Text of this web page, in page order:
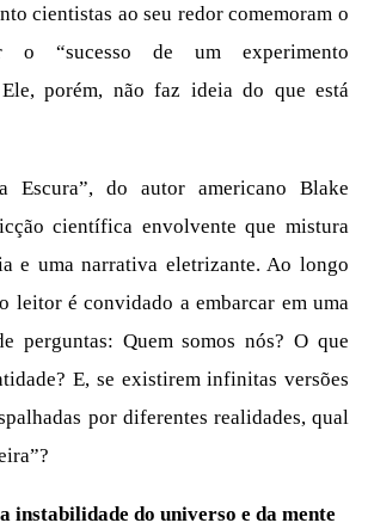
cientistas ao seu redor comemoram o
o “sucesso de um experimento
porém, não faz ideia do que está
Escura”, do autor americano Blake
científica envolvente que mistura
e uma narrativa eletrizante. Ao longo
leitor é convidado a embarcar em uma
perguntas: Quem somos nós? O que
E, se existirem infinitas versões
por diferentes realidades, qual
instabilidade do universo e da mente